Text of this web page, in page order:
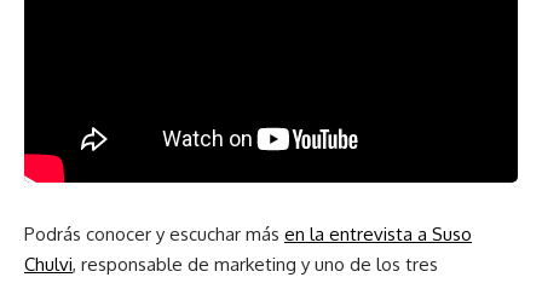
Podrás conocer y escuchar más en la entrevista a Suso
Chulvi, responsable de marketing y uno de los tres